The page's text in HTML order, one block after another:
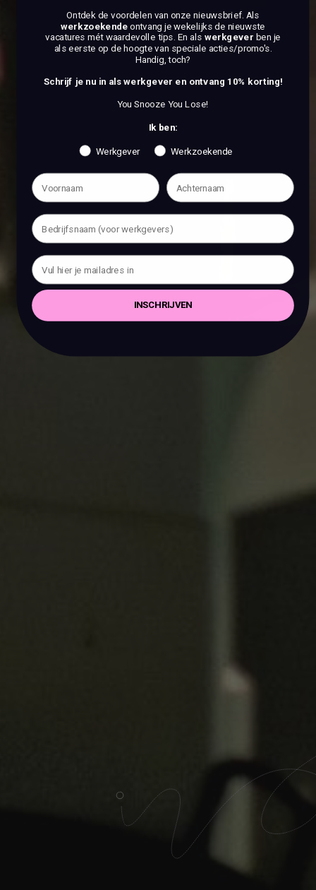
Ontdek de voordelen van onze nieuwsbrief. Als
werkzoekendeontvang je wekelijks de nieuwste
vacatures mét waardevolle tips. En als werkgever ben je
als eerste op de hoogte van speciale acties/promo's.
Handig, toch?
Schrijf je nu in als werkgever en ontvang 10% korting!
You Snooze You Lose!
Ik ben:
Werkgever Werkzoekende
INSCHRIJVEN